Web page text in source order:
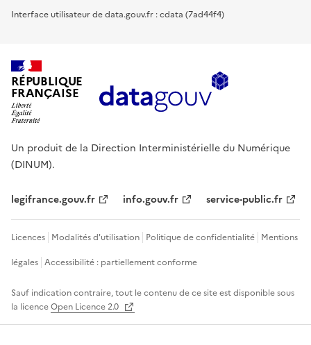
Interface utilisateur de data.gouv.fr : cdata (7ad44f4)
RÉPUBLIQUE
FRANÇAISE
Un produit de la Direction Interministérielle du Numérique
(DINUM).
legifrance.gouv.fr info.gouv.fr service-public.fr
Licences Modalités d'utilisation Politique de confidentialité Mentions
légales Accessibilité : partiellement conforme
Sauf indication contraire, tout le contenu de ce site est disponible sous
la licenceOpen Licence 2.0